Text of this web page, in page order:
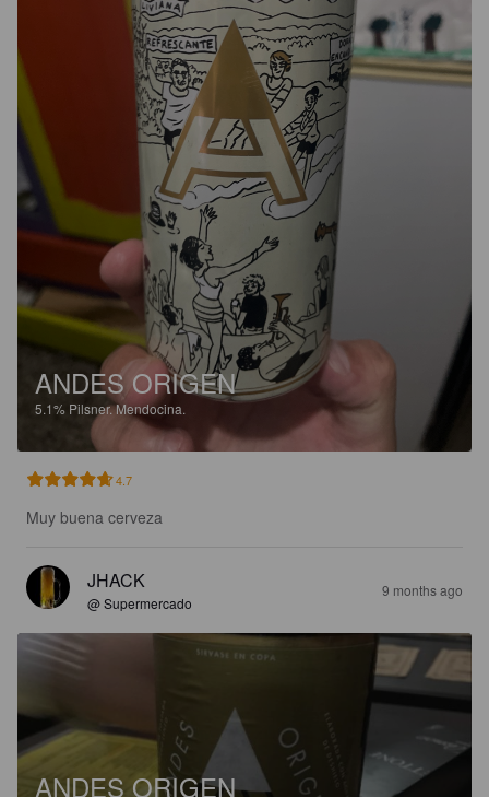
ANDES ORIGEN
5.1% Pilsner.Mendocina.
4.7
Muy buena cerveza
JHACK
@ Supermercado
9 months ago
ANDES ORIGEN